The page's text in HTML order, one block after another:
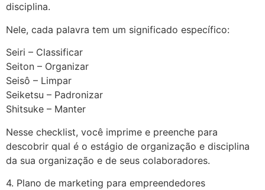
disciplina.
Nele, cada palavra tem um significado específico:
Seiri – Classificar
Seiton – Organizar
Seisô – Limpar
Seiketsu – Padronizar
Shitsuke – Manter
Nesse checklist, você imprime e preenche para
descobrir qual é o estágio de organização e disciplina
da sua organização e de seus colaboradores.
4. Plano de marketing para empreendedores